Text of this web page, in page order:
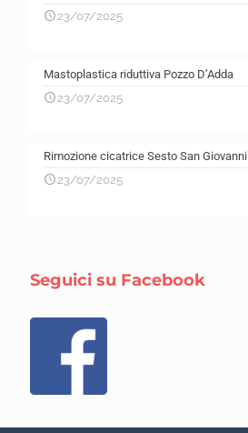
23/07/2025
Mastoplastica riduttiva Pozzo D’Adda
23/07/2025
Rimozione cicatrice Sesto San Giovanni
23/07/2025
Seguici su Facebook